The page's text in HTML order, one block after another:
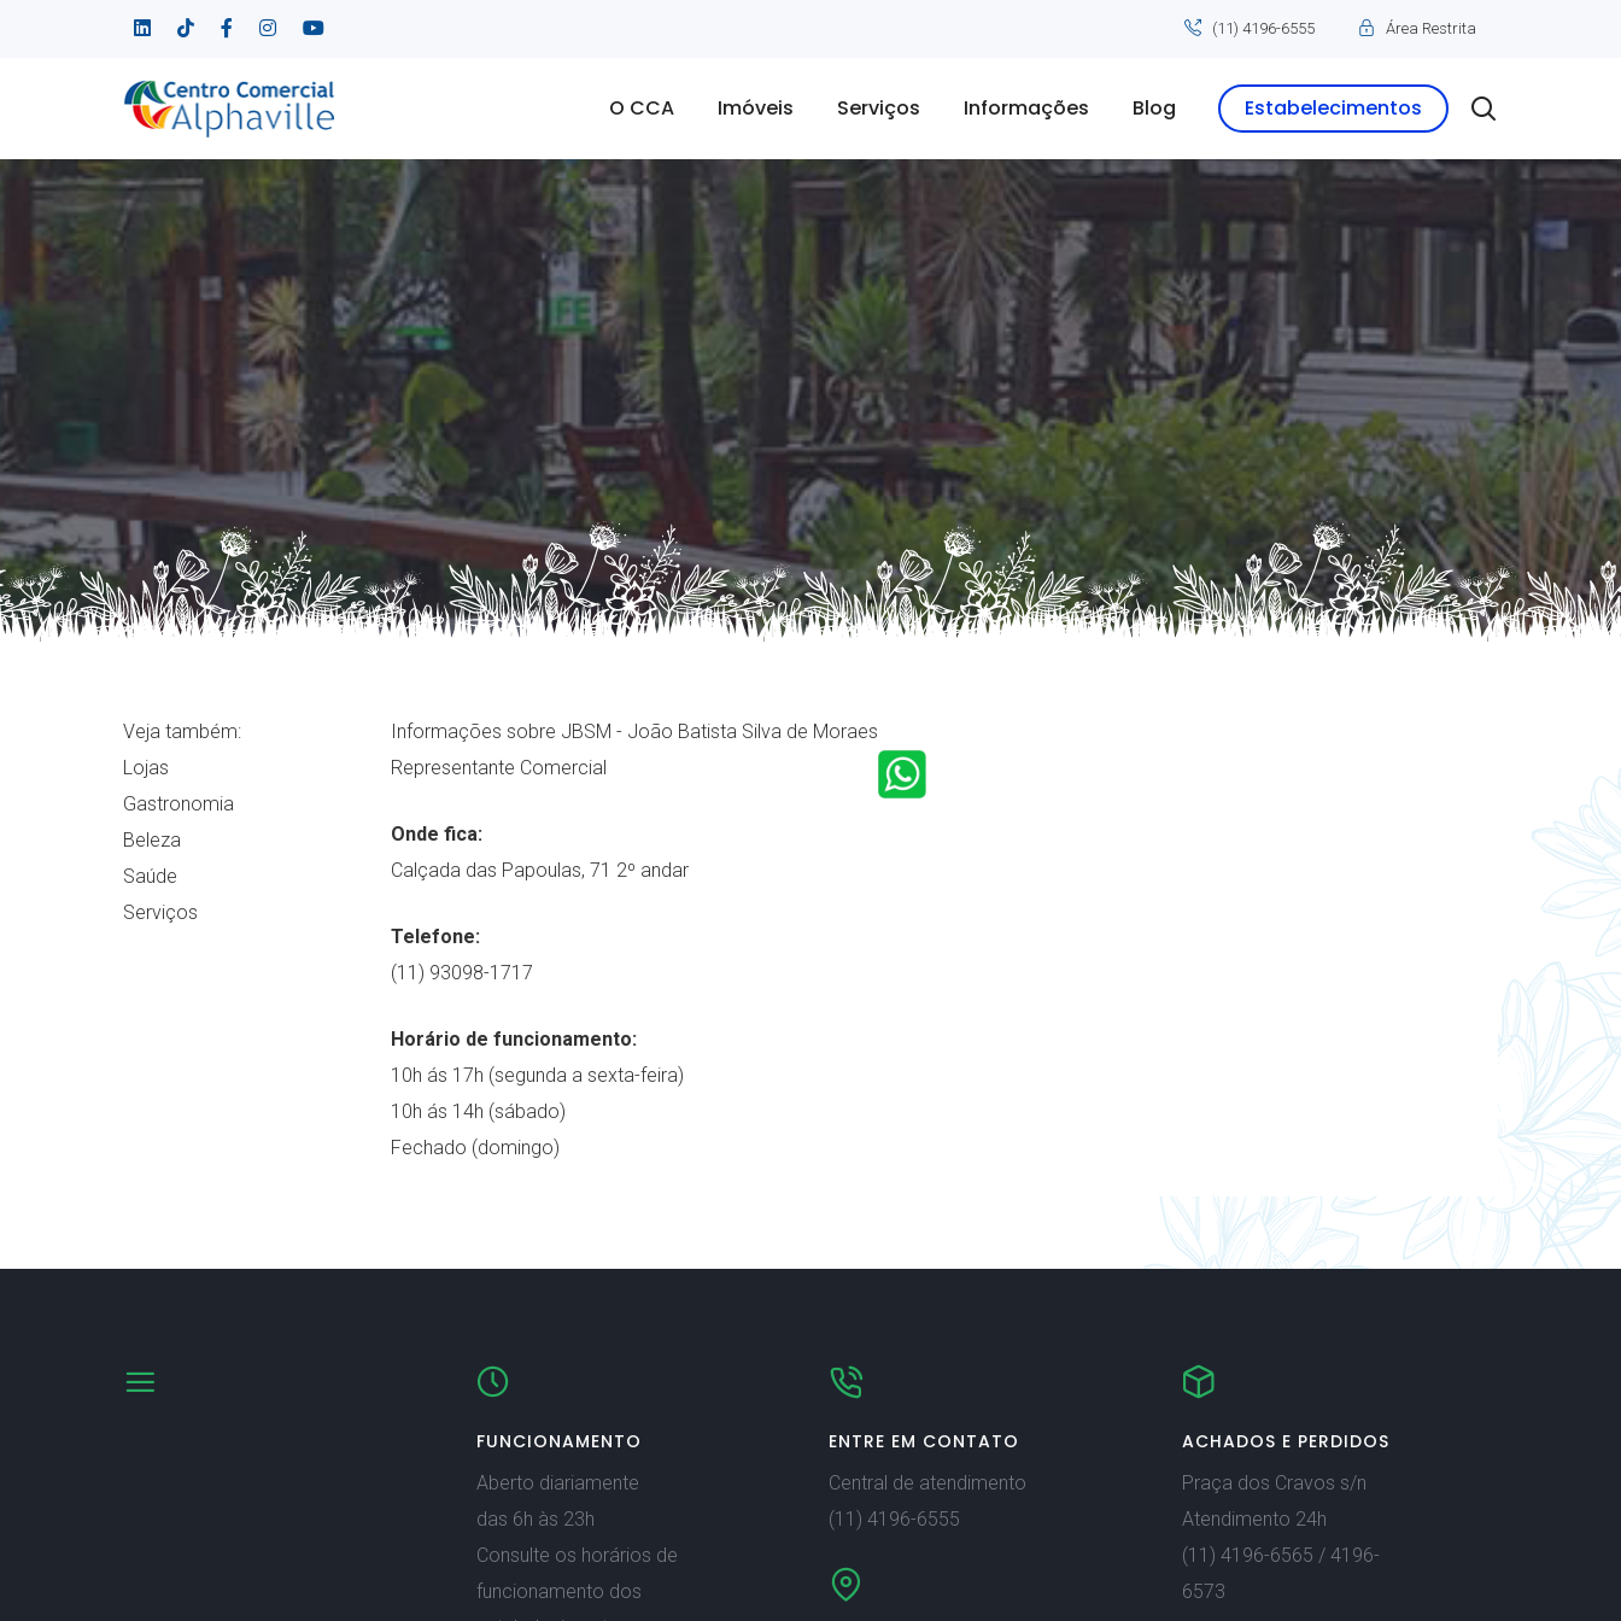
(11) 4196-6555 Área Restrita
O CCA Imóveis Serviços Informações Blog Estabelecimentos
Veja também:
Lojas
Gastronomia
Beleza
Saúde
Serviços
Informações sobre JBSM - João Batista Silva de Moraes
Representante Comercial
Onde fica:
Calçada das Papoulas, 71 2º andar
Telefone:
(11) 93098-1717
Horário de funcionamento:
10h ás 17h (segunda a sexta-feira)
10h ás 14h (sábado)
Fechado (domingo)
FUNCIONAMENTO
Aberto diariamente
das 6h às 23h
Consulte os horários de
funcionamento dos
ENTRE EM CONTATO
Central de atendimento
(11) 4196-6555
ACHADOS E PERDIDOS
Praça dos Cravos s/n
Atendimento 24h
(11) 4196-6565 / 4196-
6573